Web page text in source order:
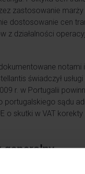
zastosowanie
dostosowanie cen
z działalności
notami
świadczył
r. w Portugalii
portugalskiego sądu
o skutki w VAT